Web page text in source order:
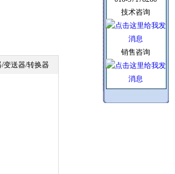
变送器/转换器
技术咨询
销售咨询